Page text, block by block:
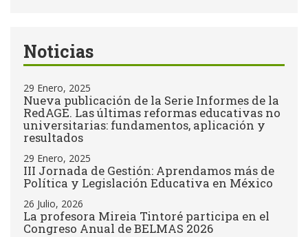
Noticias
29 Enero, 2025
Nueva publicación de la Serie Informes de la
RedAGE. Las últimas reformas educativas no
universitarias: fundamentos, aplicación y
resultados
29 Enero, 2025
III Jornada de Gestión: Aprendamos más de
Política y Legislación Educativa en México
26 Julio, 2026
La profesora Mireia Tintoré participa en el
Congreso Anual de BELMAS 2026